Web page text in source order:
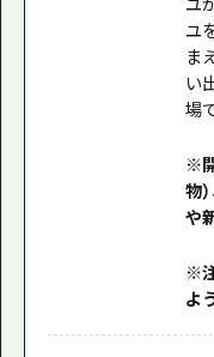
ユ
ま
い
場
※
物
や
※
よ